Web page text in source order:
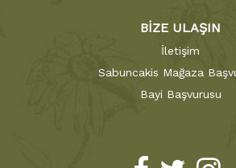
BİZE ULAŞIN
İletişim
Sabuncakis Mağaza
Bayi Başvurusu